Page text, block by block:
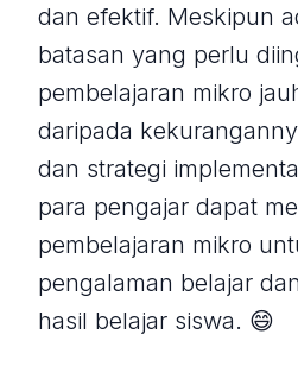
dan efektif. Meskipun
batasan yang perlu
pembelajaran mikro
daripada
dan strategi
para pengajar dapat
pembelajaran mikro
pengalaman belajar
hasil belajar siswa. 😄